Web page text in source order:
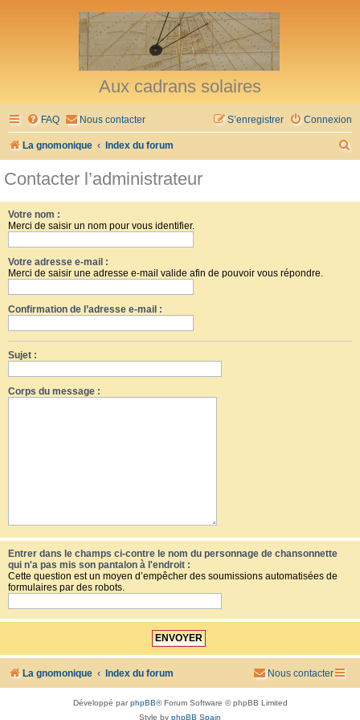
Aux cadrans solaires
FAQ Nous contacter Connexion
S’enregistrer
La gnomonique Index du forum
Contacter l’administrateur
Votre nom :
Merci de saisir un nom pour vous identifier.
Votre adresse e-mail :
Merci de saisir une adresse e-mail valide afin de pouvoir vous répondre.
Confirmation de l’adresse e-mail :
Sujet :
Corps du message :
Entrer dans le champs ci-contre le nom du personnage de chansonnette
qui n'a pas mis son pantalon à l'endroit :
Cette question est un moyen d’empêcher des soumissions automatisées de
formulaires par des robots.
La gnomonique Index du forum Nous contacter
Développé parphpBB® Forum Software © phpBB Limited
Style by phpBB Spain